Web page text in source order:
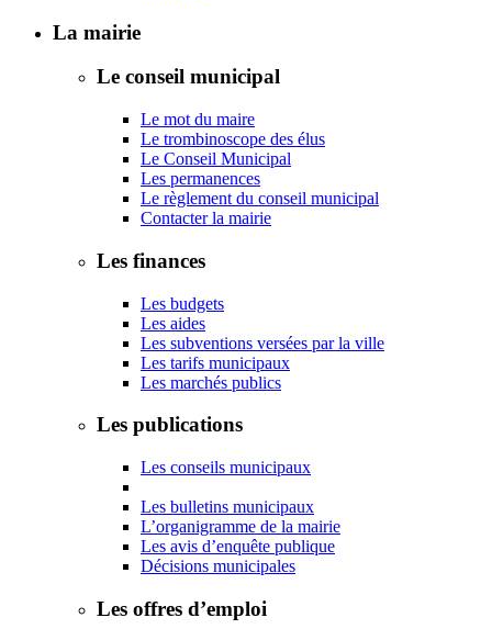
La mairie
Le conseil municipal
Le mot du maire
Le trombinoscope des élus
Le Conseil Municipal
Les permanences
Le règlement du conseil municipal
Contacter la mairie
Les finances
Les budgets
Les aides
Les subventions versées par la ville
Les tarifs municipaux
Les marchés publics
Les publications
Les conseils municipaux
Les bulletins municipaux
L’organigramme de la mairie
Les avis d’enquête publique
Décisions municipales
Les offres d’emploi